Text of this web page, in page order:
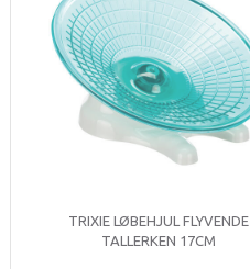
TRIXIE LØBEHJUL FLYVENDE
TALLERKEN 17CM